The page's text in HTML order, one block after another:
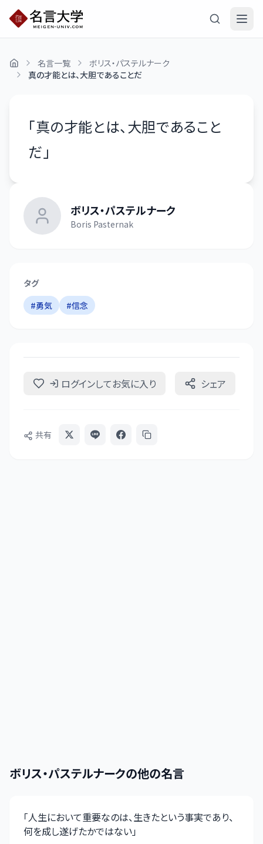
名言一覧
ボリス・パステルナーク
真の才能とは、大胆であることだ
「真の才能とは、大胆であること
だ 」
ボリス・パステルナーク
Boris Pasternak
タグ
#勇気 #信念
ログインしてお気に入り シェア
共有
ボリス・パステルナークの他の名言
「人生において重要なのは、生きたという事実であり、
何を成し遂げたかではない」